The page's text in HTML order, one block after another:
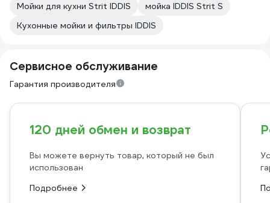
Мойки для кухни Strit IDDIS
мойка IDDIS Strit S
Кухонные мойки и фильтры IDDIS
Сервисное обслуживание
Гарантия производителя
120 дней обмен и возврат
Вы можете вернуть товар, который не был
использован
Подробнее